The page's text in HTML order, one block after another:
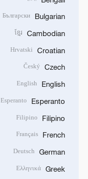
Bulgarian
Български
Cambodian
ខ្មែរ
Croatian
Hrvatski
Czech
Český
English
English
Esperanto
Esperanto
Filipino
Filipino
French
Français
German
Deutsch
Greek
Ελληνικά